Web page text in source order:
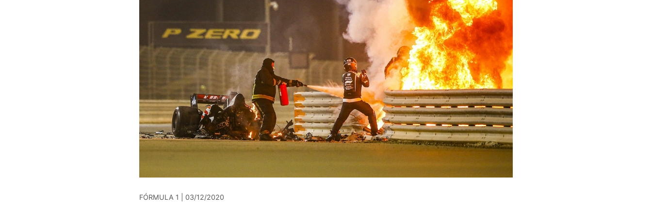
FÓRMULA 1 | 03/12/2020